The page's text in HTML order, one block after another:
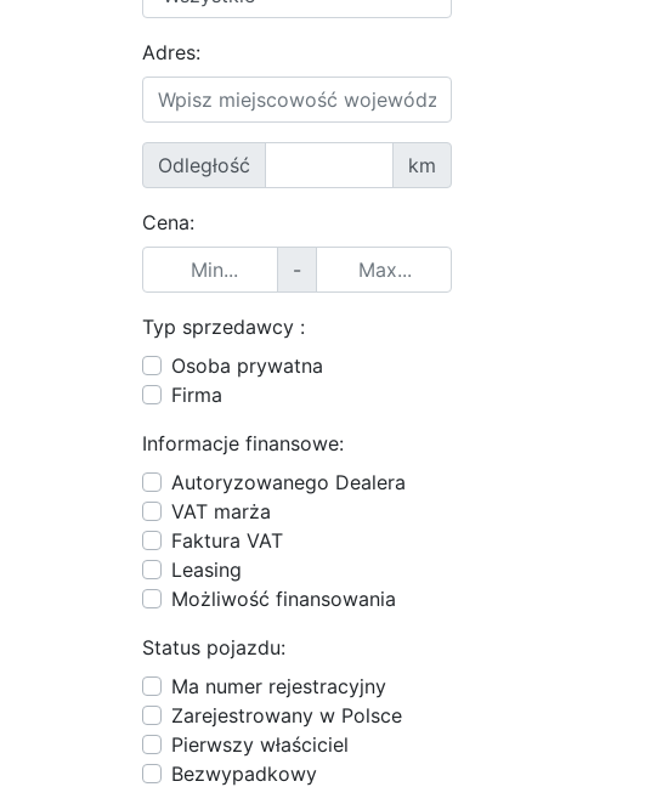
Adres:
Odległość km
Cena:
-
Typ sprzedawcy :
Osoba prywatna
Firma
Informacje finansowe:
Autoryzowanego Dealera
VAT marża
Faktura VAT
Leasing
Możliwość finansowania
Status pojazdu:
Ma numer rejestracyjny
Zarejestrowany w Polsce
Pierwszy właściciel
Bezwypadkowy